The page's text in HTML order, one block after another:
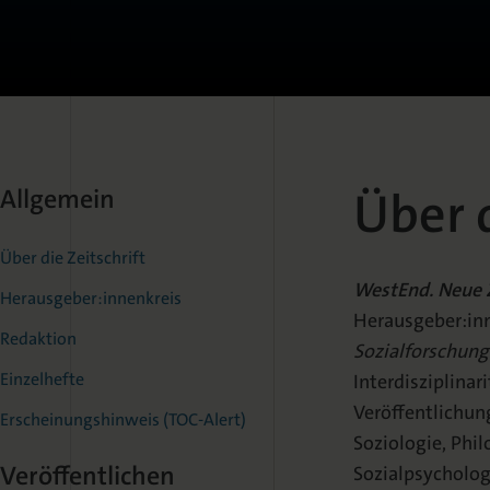
Allgemein
Über die Zeitschrift
Herausgeber:innenkreis
Redaktion
Einzelhefte
Erscheinungshinweis (TOC-Alert)
Veröffentlichen
Über
WestEnd.
Sozialforschung
Soziologie,